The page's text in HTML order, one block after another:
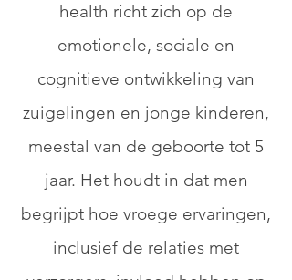
health richt zich op de
emotionele, sociale en
cognitieve ontwikkeling van
zuigelingen en jonge kinderen,
meestal van de geboorte tot 5
jaar. Het houdt in dat men
begrijpt hoe vroege ervaringen,
inclusief de relaties met